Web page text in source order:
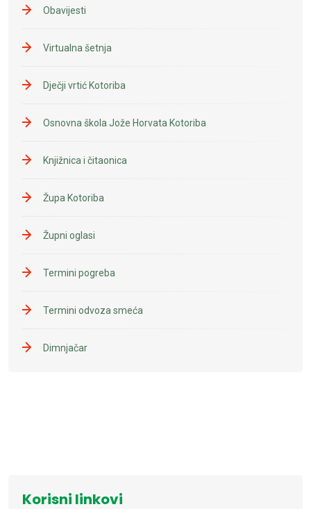
Obavijesti
Virtualna šetnja
Dječji vrtić Kotoriba
Osnovna škola Jože Horvata Kotoriba
Knjižnica i čitaonica
Župa Kotoriba
Župni oglasi
Termini pogreba
Termini odvoza smeća
Dimnjačar
Korisni linkovi